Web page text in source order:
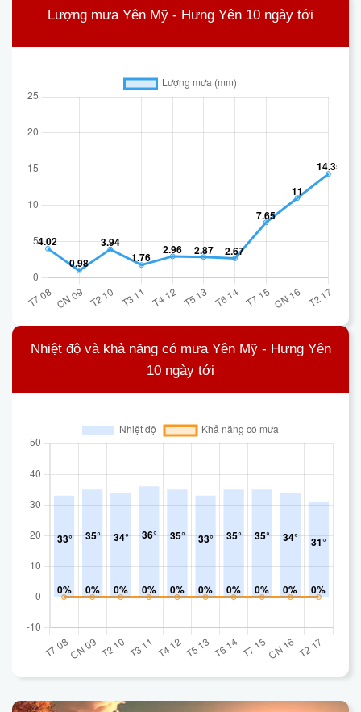
Lượng mưa Yên Mỹ - Hưng Yên 10 ngày tới
Nhiệt độ và khả năng có mưa Yên Mỹ - Hưng Yên
10 ngày tới